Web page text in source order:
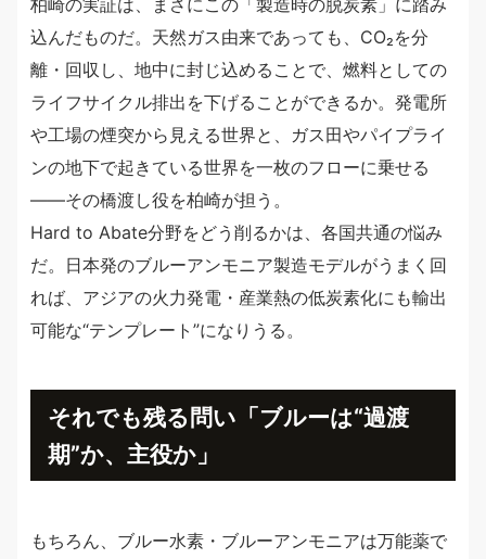
柏崎の実証は、まさにこの「製造時の脱炭素」に踏み
込んだものだ。天然ガス由来であっても、CO₂を分
離・回収し、地中に封じ込めることで、燃料としての
ライフサイクル排出を下げることができるか。発電所
や工場の煙突から見える世界と、ガス田やパイプライ
ンの地下で起きている世界を一枚のフローに乗せる
——その橋渡し役を柏崎が担う。
Hard to Abate分野をどう削るかは、各国共通の悩み
だ。日本発のブルーアンモニア製造モデルがうまく回
れば、アジアの火力発電・産業熱の低炭素化にも輸出
可能な“テンプレート”になりうる。
それでも残る問い「ブルーは“過渡
期”か、主役か」
もちろん、ブルー水素・ブルーアンモニアは万能薬で